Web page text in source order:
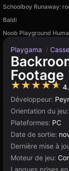
Schoolboy Runaway:
Baldi
Noob Playground
Playgama /
Footage
★★★★★
Développeur:
Orientation du jeu:
Plateformes: PC
Date de sortie:
Dernière mise à
Moteur de jeu:
Langues prises